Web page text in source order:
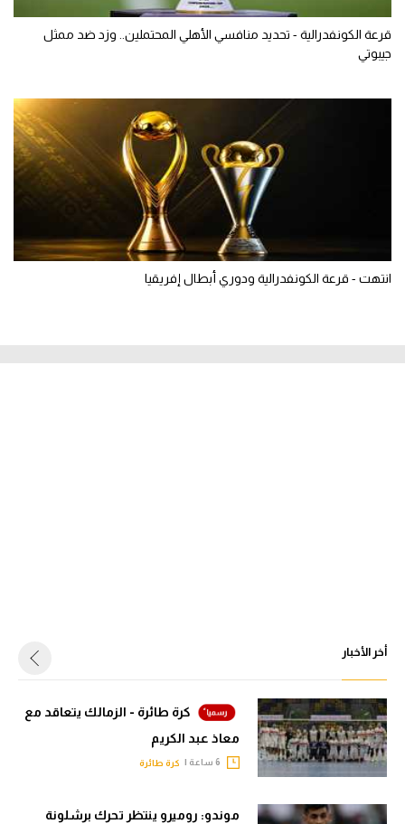
قرعة الكونفدرالية - تحديد منافسي الأهلي المحتملين.. وزد ضد ممثل
جيبوتي
انتهت - قرعة الكونفدرالية ودوري أبطال إفريقيا
أخر الأخبار
كرة طائرة - الزمالك يتعاقد مع
معاذ عبد الكريم
كرة طائرة
موندو: روميرو ينتظر تحرك برشلونة